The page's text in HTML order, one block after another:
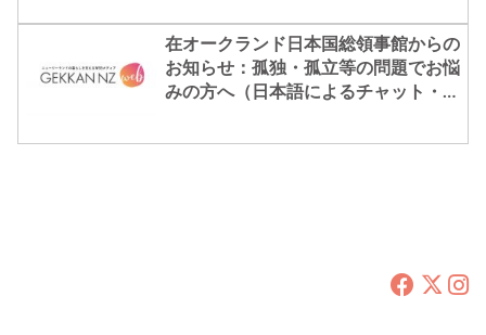
在オークランド日本国総領事館からの
お知らせ：孤独・孤立等の問題でお悩
みの方へ（日本語によるチャット・Ｓ